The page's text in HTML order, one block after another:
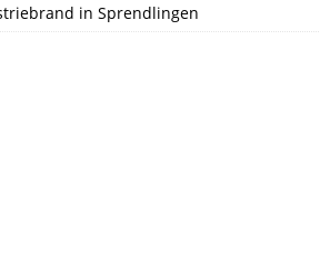
in Sprendlingen